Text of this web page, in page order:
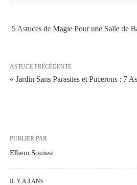
5 Astuces de Magie Pour une Salle de
ASTUCE PRÉCÉDENTE
« Jardin Sans Parasites et Pucerons : 7
PUBLIER PAR
Elhem Souissi
IL Y A 3 ANS